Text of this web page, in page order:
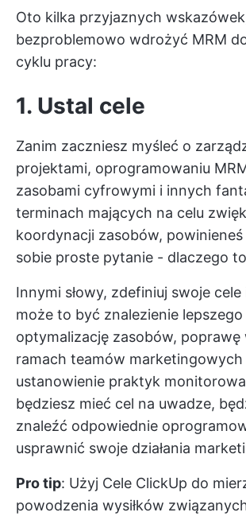
Oto kilka przyjaznych
bezproblemowo wdrożyć MRM
cyklu pracy:
1. Ustal cele
Zanim zaczniesz myśleć o
projektami, oprogramowaniu
zasobami cyfrowymi i innych
terminach mających na celu
koordynacji zasobów, powinieneś
sobie proste pytanie - dlaczego
Innymi słowy, zdefiniuj swoje
może to być znalezienie
optymalizację zasobów, poprawę
ramach teamów marketingowych
ustanowienie praktyk
będziesz mieć cel na uwadze,
znaleźć odpowiednie
usprawnić swoje działania
Pro tip: Użyj Cele ClickUp do
powodzenia wysiłków